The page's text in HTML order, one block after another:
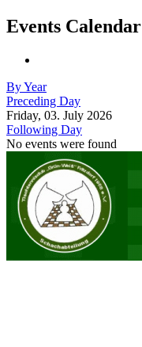
Events Calendar
By Year
Preceding Day
Friday, 03. July 2026
Following Day
No events were found